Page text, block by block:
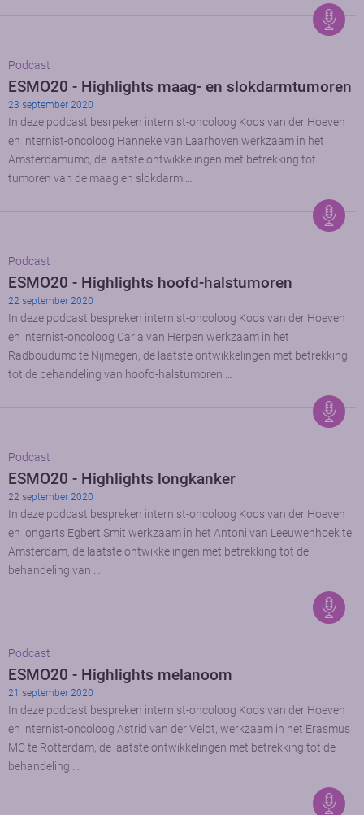
Podcast
ESMO20 - Highlights maag- en slokdarmtumoren
23 september 2020
In deze podcast besrpeken internist-oncoloog Koos van der Hoeven
en internist-oncoloog Hanneke van Laarhoven werkzaam in het
Amsterdamumc, de laatste ontwikkelingen met betrekking tot
tumoren van de maag en slokdarm …
Podcast
ESMO20 - Highlights hoofd-halstumoren
22 september 2020
In deze podcast bespreken internist-oncoloog Koos van der Hoeven
en internist-oncoloog Carla van Herpen werkzaam in het
Radboudumc te Nijmegen, de laatste ontwikkelingen met betrekking
tot de behandeling van hoofd-halstumoren …
Podcast
ESMO20 - Highlights longkanker
22 september 2020
In deze podcast bespreken internist-oncoloog Koos van der Hoeven
en longarts Egbert Smit werkzaam in het Antoni van Leeuwenhoek te
Amsterdam, de laatste ontwikkelingen met betrekking tot de
behandeling van …
Podcast
ESMO20 - Highlights melanoom
21 september 2020
In deze podcast bespreken internist-oncoloog Koos van der Hoeven
en internist-oncoloog Astrid van der Veldt, werkzaam in het Erasmus
MC te Rotterdam, de laatste ontwikkelingen met betrekking tot de
behandeling …